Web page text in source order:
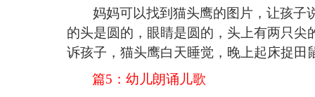
妈妈可以找到猫头鹰的图片，让孩子
的头是圆的，眼睛是圆的，头上有两只尖
诉孩子，猫头鹰白天睡觉，晚上起床捉田
篇5： 幼儿朗诵儿歌